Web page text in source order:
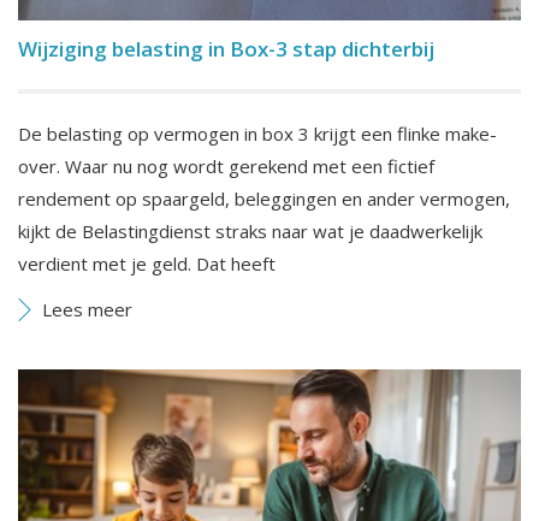
Wijziging belasting in Box-3 stap dichterbij
De belasting op vermogen in box 3 krijgt een flinke make-
over. Waar nu nog wordt gerekend met een fictief
rendement op spaargeld, beleggingen en ander vermogen,
kijkt de Belastingdienst straks naar wat je daadwerkelijk
verdient met je geld. Dat heeft
Lees meer